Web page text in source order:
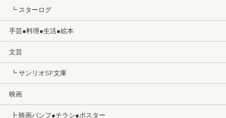
┗ スターログ
手芸●料理●生活●絵本
文芸
┗ サンリオSF文庫
映画
┣ 映画パンフ●チラシ●ポスター